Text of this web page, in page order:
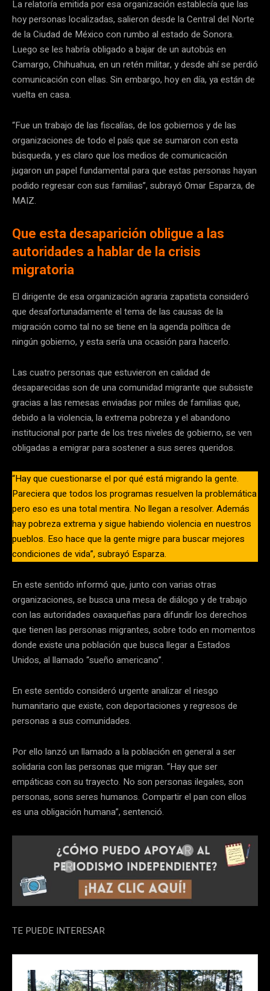
La relatoría emitida por esa organización establecía que las
hoy personas localizadas, salieron desde la Central del Norte
de la Ciudad de México con rumbo al estado de Sonora.
Luego se les habría obligado a bajar de un autobús en
Camargo, Chihuahua, en un retén militar, y desde ahí se perdió
comunicación con ellas. Sin embargo, hoy en día, ya están de
vuelta en casa.
“Fue un trabajo de las fiscalías, de los gobiernos y de las
organizaciones de todo el país que se sumaron con esta
búsqueda, y es claro que los medios de comunicación
jugaron un papel fundamental para que estas personas hayan
podido regresar con sus familias”, subrayó Omar Esparza, de
MAIZ.
Que esta desaparición obligue a las
autoridades a hablar de la crisis
migratoria
El dirigente de esa organización agraria zapatista consideró
que desafortunadamente el tema de las causas de la
migración como tal no se tiene en la agenda política de
ningún gobierno, y esta sería una ocasión para hacerlo.
Las cuatro personas que estuvieron en calidad de
desaparecidas son de una comunidad migrante que subsiste
gracias a las remesas enviadas por miles de familias que,
debido a la violencia, la extrema pobreza y el abandono
institucional por parte de los tres niveles de gobierno, se ven
obligadas a emigrar para sostener a sus seres queridos.
“Hay que cuestionarse el por qué está migrando la gente.
Pareciera que todos los programas resuelven la problemática
pero eso es una total mentira. No llegan a resolver. Además
hay pobreza extrema y sigue habiendo violencia en nuestros
pueblos. Eso hace que la gente migre para buscar mejores
condiciones de vida”, subrayó Esparza.
En este sentido informó que, junto con varias otras
organizaciones, se busca una mesa de diálogo y de trabajo
con las autoridades oaxaqueñas para difundir los derechos
que tienen las personas migrantes, sobre todo en momentos
donde existe una población que busca llegar a Estados
Unidos, al llamado “sueño americano”.
En este sentido consideró urgente analizar el riesgo
humanitario que existe, con deportaciones y regresos de
personas a sus comunidades.
Por ello lanzó un llamado a la población en general a ser
solidaria con las personas que migran. “Hay que ser
empáticas con su trayecto. No son personas ilegales, son
personas, sons seres humanos. Compartir el pan con ellos
es una obligación humana”, sentenció.
TE PUEDE INTERESAR